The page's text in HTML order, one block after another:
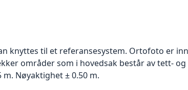
knyttes til et referansesystem. Ortofoto er
områder som i hovedsak består av tett-
Nøyaktighet ± 0.50 m.